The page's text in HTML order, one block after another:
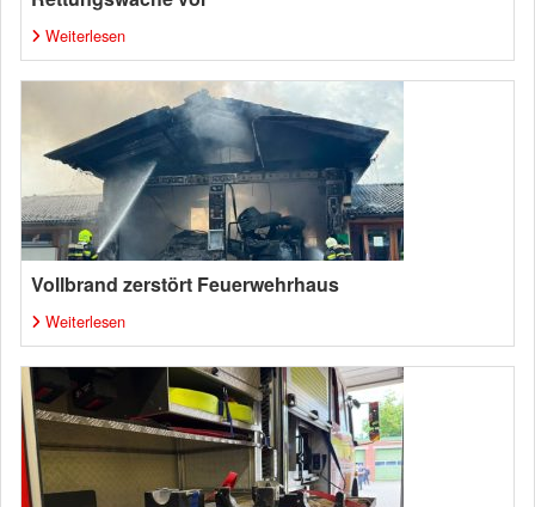
Weiterlesen
Vollbrand zerstört Feuerwehrhaus
Weiterlesen